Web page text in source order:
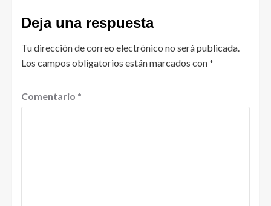
Deja una respuesta
Tu dirección de correo electrónico no será publicada.
Los campos obligatorios están marcados con*
Comentario *